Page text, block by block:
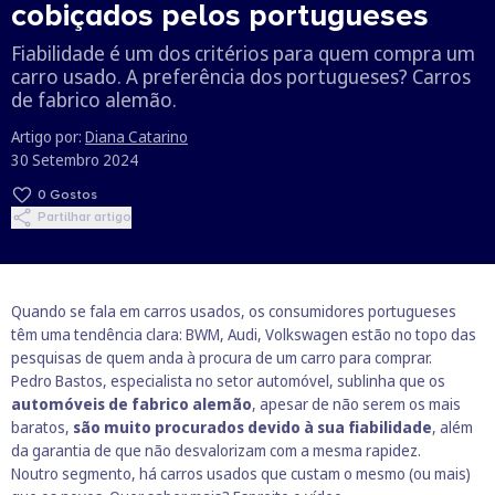
cobiçados pelos portugueses
Fiabilidade é um dos critérios para quem compra um
carro usado. A preferência dos portugueses? Carros
de fabrico alemão.
Artigo por: Diana Catarino
30 Setembro 2024
0 Gostos
Partilhar artigo
Quando se fala em carros usados, os consumidores portugueses
têm uma tendência clara: BWM, Audi, Volkswagen estão no topo das
pesquisas de quem anda à procura de um carro para comprar.
Pedro Bastos, especialista no setor automóvel, sublinha que os
automóveis de fabrico alemão, apesar de não serem os mais
baratos, são muito procurados devido à sua fiabilidade, além
da garantia de que não desvalorizam com a mesma rapidez.
Noutro segmento, há carros usados que custam o mesmo (ou mais)